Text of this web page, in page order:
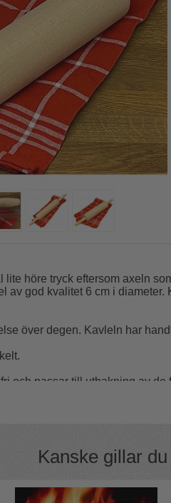
höre tryck eftersom axeln
av god kvalitet 6 cm i diameter.
över degen. Kavleln har
och passar till utbakning av de
som mördeg och
av trä för att de ska hålla länge
förmodligen ett av bagarens
Kanske gillar